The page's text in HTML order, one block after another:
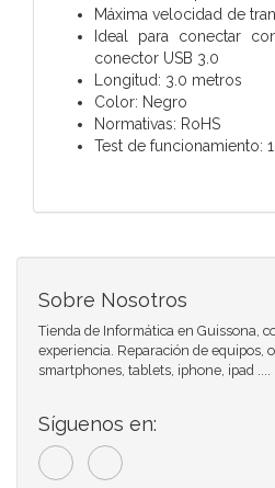
Máxima velocidad de
Ideal para conectar
conector USB 3.0
Longitud: 3.0 metros
Color: Negro
Normativas: RoHS
Test de funcionamiento:
Sobre Nosotros
Tienda de Informática en Guissona,
experiencia. Reparación de equipos,
smartphones, tablets, iphone, ipad ....
Síguenos en: